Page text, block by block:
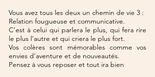
Vous avez tous les deux un chemin de vie 3 :
Relation fougueuse et communicative.
C’est à celui qui parlera le plus, qui fera rire
le plus l’autre et qui criera le plus fort.
Vos colères sont mémorables comme vos
envies d’aventure et de nouveautés.
Pensez à vous reposer et tout ira bien